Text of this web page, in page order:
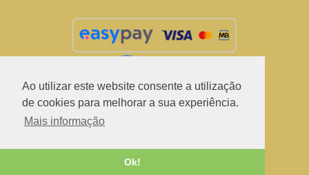
Ao utilizar este website consente a utilização
de cookies para melhorar a sua experiência.
Mais informação
Ok!
Desenvolvido por